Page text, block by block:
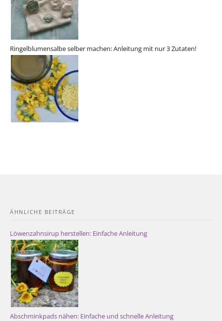
Ringelblumensalbe selber machen: Anleitung mit nur 3 Zutaten!
ÄHNLICHE BEITRÄGE
Löwenzahnsirup herstellen: Einfache Anleitung
Abschminkpads nähen: Einfache und schnelle Anleitung